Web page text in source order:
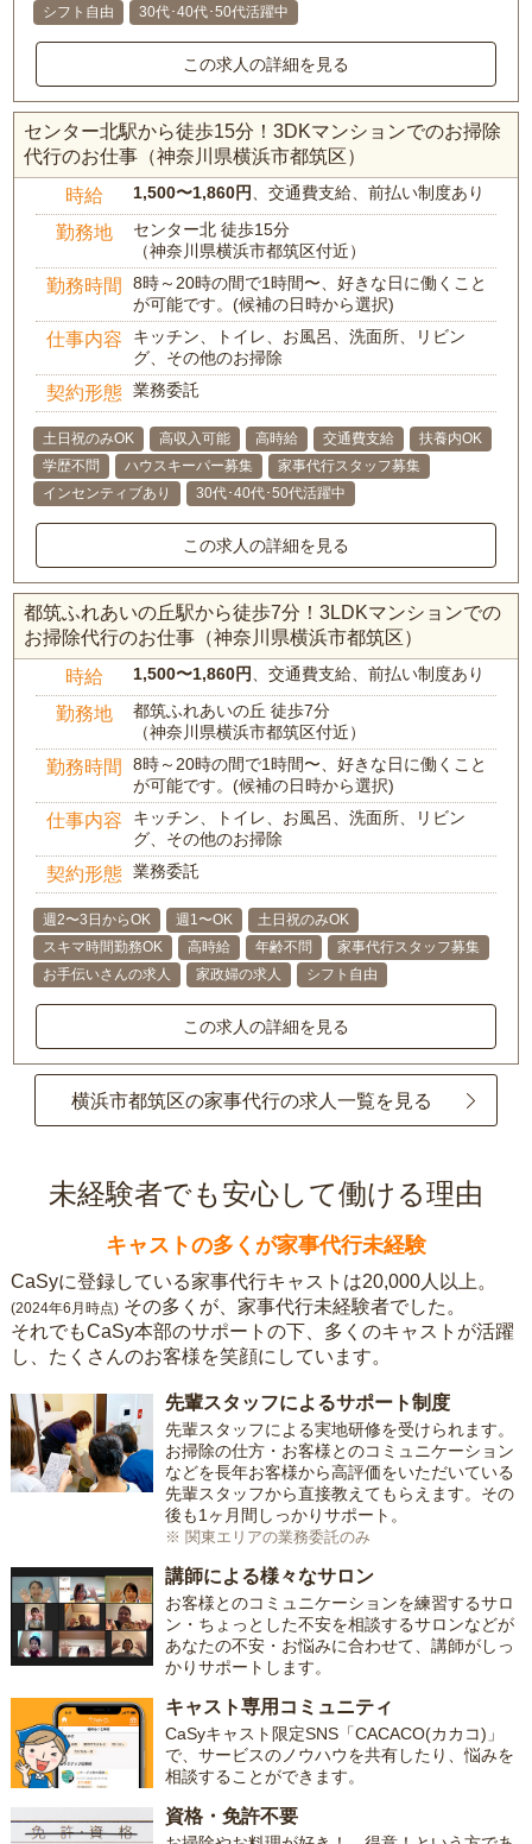
シフト自由 30代･40代･50代活躍中
この求人の詳細を見る
センター北駅から徒歩15分！3DKマンションでのお掃除
代行のお仕事（神奈川県横浜市都筑区）
時給 1,500〜1,860円 、交通費支給、前払い制度あり
勤務地
センター北 徒歩15分
（神奈川県横浜市都筑区付近）
勤務時間
8時～20時の間で1時間〜、好きな日に働くこと
が可能です。(候補の日時から選択)
仕事内容
キッチン、トイレ、お風呂、洗面所、リビン
グ、その他のお掃除
契約形態 業務委託
土日祝のみOK 高収入可能 高時給 交通費支給
扶養内OK
学歴不問
ハウスキーパー募集
家事代行スタッフ募集
インセンティブあり
30代･40代･50代活躍中
この求人の詳細を見る
都筑ふれあいの丘駅から徒歩7分！3LDKマンションでの
お掃除代行のお仕事（神奈川県横浜市都筑区）
時給 1,500〜1,860円 、交通費支給、前払い制度あり
勤務地
都筑ふれあいの丘 徒歩7分
（神奈川県横浜市都筑区付近）
勤務時間
8時～20時の間で1時間〜、好きな日に働くこと
が可能です。(候補の日時から選択)
仕事内容
キッチン、トイレ、お風呂、洗面所、リビン
グ、その他のお掃除
契約形態 業務委託
週2〜3日からOK 週1〜OK
土日祝のみOK
スキマ時間勤務OK
高時給 年齢不問
家事代行スタッフ募集
お手伝いさんの求人
家政婦の求人 シフト自由
この求人の詳細を見る
横浜市都筑区の家事代行の求人一覧を見る
未経験者でも安心して働ける理由
キャストの多くが家事代行未経験
CaSyに登録している家事代行キャストは20,000人以上。
(2024年6月時点) その多くが、家事代行未経験者でした。
それでもCaSy本部のサポートの下、多くのキャストが活躍
し、たくさんのお客様を笑顔にしています。
先輩スタッフによるサポート制度
先輩スタッフによる実地研修を受けられます。
お掃除の仕方・お客様とのコミュニケーション
などを長年お客様から高評価をいただいている
先輩スタッフから直接教えてもらえます。その
後も1ヶ月間しっかりサポート。
※ 関東エリアの業務委託のみ
講師による様々なサロン
お客様とのコミュニケーションを練習するサロ
ン・ちょっとした不安を相談するサロンなどが
あなたの不安・お悩みに合わせて、講師がしっ
かりサポートします。
キャスト専用コミュニティ
CaSyキャスト限定SNS「CACACO(カカコ)」
で、サービスのノウハウを共有したり、悩みを
相談することができます。
資格・免許不要